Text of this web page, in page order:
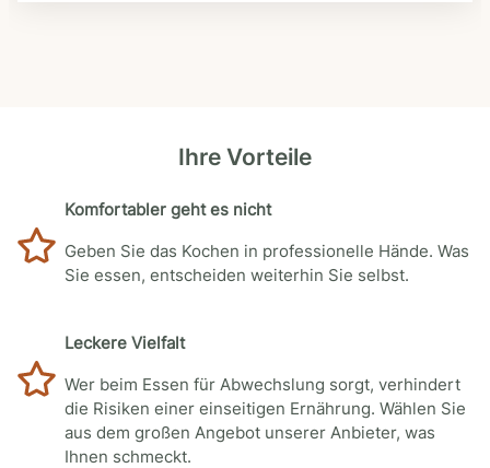
Ihre Vorteile
Komfortabler geht es nicht
Geben Sie das Kochen in professionelle Hände. Was
Sie essen, entscheiden weiterhin Sie selbst.
Leckere Vielfalt
Wer beim Essen für Abwechslung sorgt, verhindert
die Risiken einer einseitigen Ernährung. Wählen Sie
aus dem großen Angebot unserer Anbieter, was
Ihnen schmeckt.